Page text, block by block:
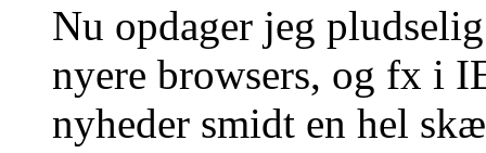
Nu opdager jeg
nyere browsers, og fx i
nyheder smidt en hel